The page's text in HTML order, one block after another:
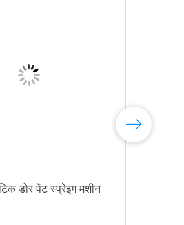
डोर पेंट स्प्रेइंग मशीन